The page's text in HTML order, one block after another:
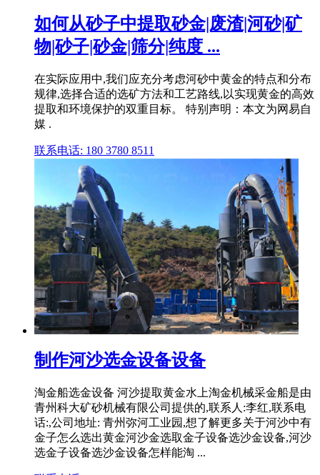
如何从砂子中提取砂金|废渣|河砂|矿
物|砂子|砂金|筛分|纯度 ...
在实际应用中,我们应充分考虑河砂中黄金的特点和分布
规律,选择合适的选矿方法和工艺路线,以实现黄金的高效
提取和环境保护的双重目标。 特别声明：本文为网易自
媒 .
联系电话: 180 3780 8511
制作河沙选金设备设备
淘金船选金设备 河沙提取黄金水上淘金机械采金船是由
青州科大矿砂机械有限公司提供的,联系人:李红,联系电
话:,公司地址: 青州弥河工业园,想了解更多关于河沙中有
金子怎么选出黄金河沙金选取金子设备选沙金设备,河沙
选金子设备选沙金设备怎样能淘 ...